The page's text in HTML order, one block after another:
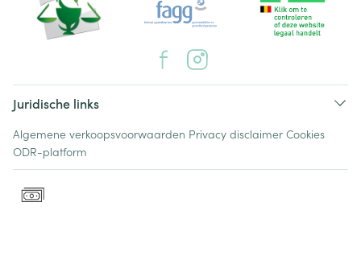
Juridische links
Algemene verkoopsvoorwaarden Privacy disclaimer Cookies
ODR-platform